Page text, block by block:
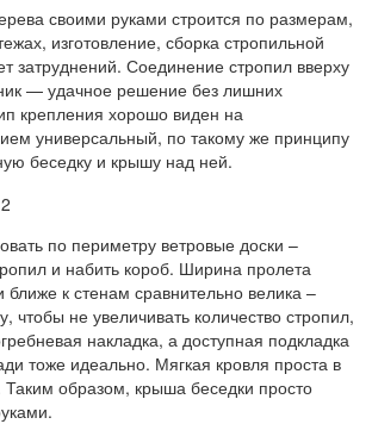
своими руками строится по размерам,
изготовление, сборка стропильной
затруднений. Соединение стропил вверху
— удачное решение без лишних
крепления хорошо виден на
универсальный, по такому же принципу
беседку и крышу над ней.
по периметру ветровые доски –
и набить короб. Ширина пролета
к стенам сравнительно велика –
чтобы не увеличивать количество стропил,
накладка, а доступная подкладка
тоже идеально. Мягкая кровля проста в
образом, крыша беседки просто